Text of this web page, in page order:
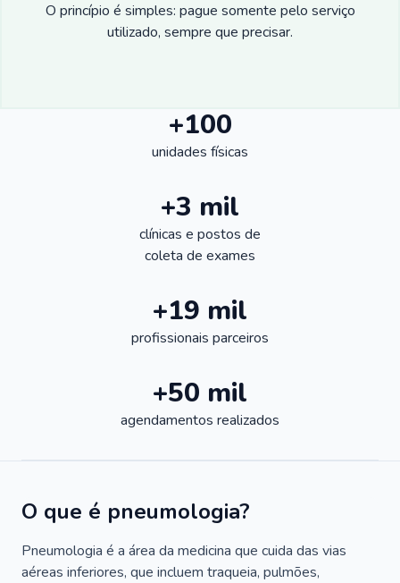
O princípio é simples: pague somente pelo serviço
utilizado, sempre que precisar.
+100
unidades físicas
+3 mil
clínicas e postos de
coleta de exames
+19 mil
profissionais parceiros
+50 mil
agendamentos realizados
O que é pneumologia?
Pneumologia é a área da medicina que cuida das vias
aéreas inferiores, que incluem traqueia, pulmões,